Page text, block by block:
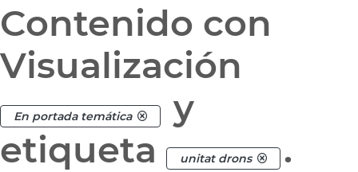
Contenido con
Visualización
En portada temática
y
etiqueta
unitat drons .